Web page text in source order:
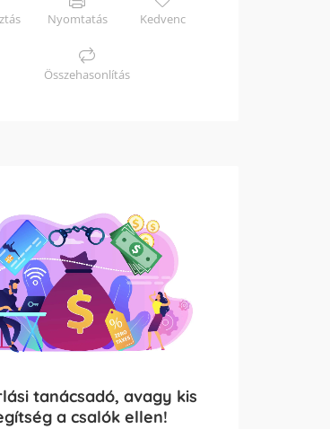
Nyomtatás Kedvenc
Összehasonlítás
tanácsadó, avagy kis
a csalók ellen!